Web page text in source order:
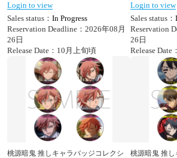
Login to view
Sales status： In Progress
Reservation Deadline：2026年08月
26日
Release Date：10月上旬頃
Login to view
Sales status：
Reservation
26日
Release
桃源暗鬼 推しキャラバッジコレクシ
桃源暗鬼 推